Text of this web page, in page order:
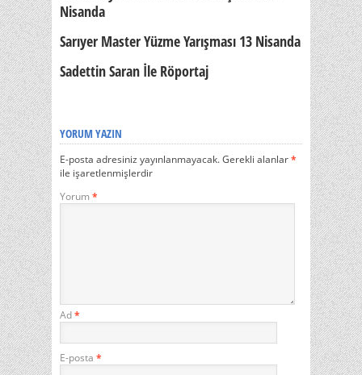
Nisanda
Sarıyer Master Yüzme Yarışması 13 Nisanda
Sadettin Saran İle Röportaj
YORUM YAZIN
E-posta adresiniz yayınlanmayacak.Gerekli alanlar*
ile işaretlenmişlerdir
Yorum *
Ad*
E-posta *